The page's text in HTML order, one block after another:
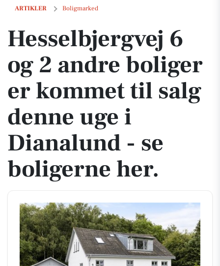
ARTIKLER Boligmarked
Hesselbjergvej 6 og 2 andre boliger er kommet til salg denne uge i
Hesselbjergvej 6
og 2 andre boliger
er kommet til salg
denne uge i
Dianalund - se
boligerne her.